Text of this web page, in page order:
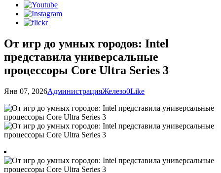
От игр до умных городов: Intel
представила универсальные
процессоры Core Ultra Series 3
Янв 07, 2026АдминистрацияЖелезо0Like